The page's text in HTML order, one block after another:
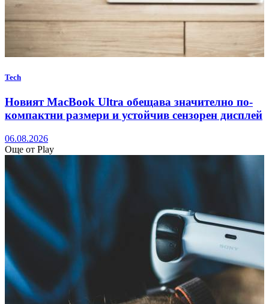
Tech
Новият MacBook Ultra обещава значително по-
компактни размери и устойчив сензорен дисплей
06.08.2026
Още от Play